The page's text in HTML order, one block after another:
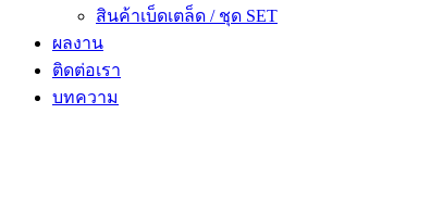
สินค้าเบ็ดเตล็ด / ชุด SET
ผลงาน
ติดต่อเรา
บทความ